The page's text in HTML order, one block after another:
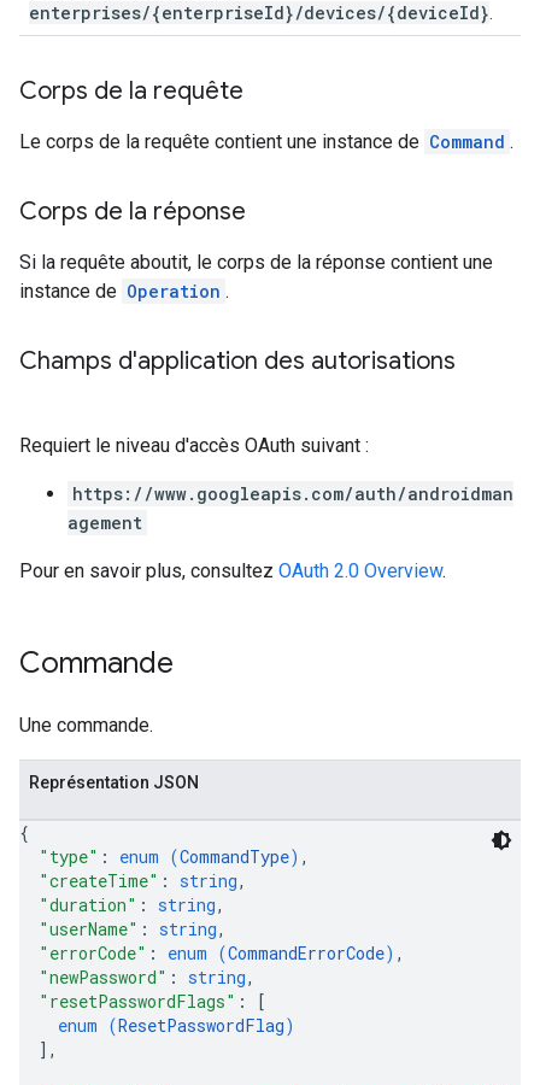
enterprises/{enterpriseId}/devices/{deviceId}
Corps de la requête
Le corps de la requête contient une instance de Command .
Corps de la réponse
Si la requête aboutit, le corps de la réponse contient une
instance de Operation .
Champs d'application des autorisations
Requiert le niveau d'accès OAuth suivant :
https://www.googleapis.com/auth/androidman
agement
Pour en savoir plus, consultez OAuth 2.0 Overview.
Commande
Une commande.
Représentation JSON
{
"type" : enum (CommandType) ,
"createTime" : string,
"duration" : string,
"userName" : string,
"errorCode" : enum (CommandErrorCode) ,
"newPassword" : string,
"resetPasswordFlags" :
[
enum (ResetPasswordFlag)
] ,